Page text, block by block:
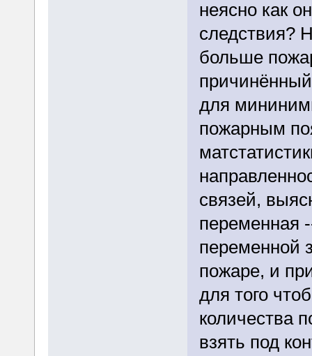
неясно как
следствия?
больше
для
пожарным
связей,
переменная
переменной
пожаре, и
для того
количества
взять под